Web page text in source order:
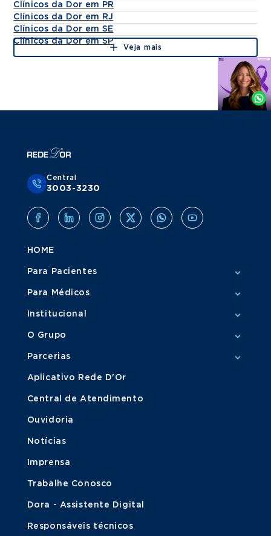
Clínicos da Dor em PR
Clínicos da Dor em RJ
Clínicos da Dor em SE
Clínicos da Dor em SP
Veja mais
Agende
Whatsapp
Central
3003-3230
HOME
Para Pacientes
Para Médicos
Institucional
O Grupo
Parcerias
Aplicativo Rede D'Or
Central de Atendimento
Ouvidoria
Notícias
Imprensa
Trabalhe Conosco
Dora - Assistente Digital
Responsáveis técnicos